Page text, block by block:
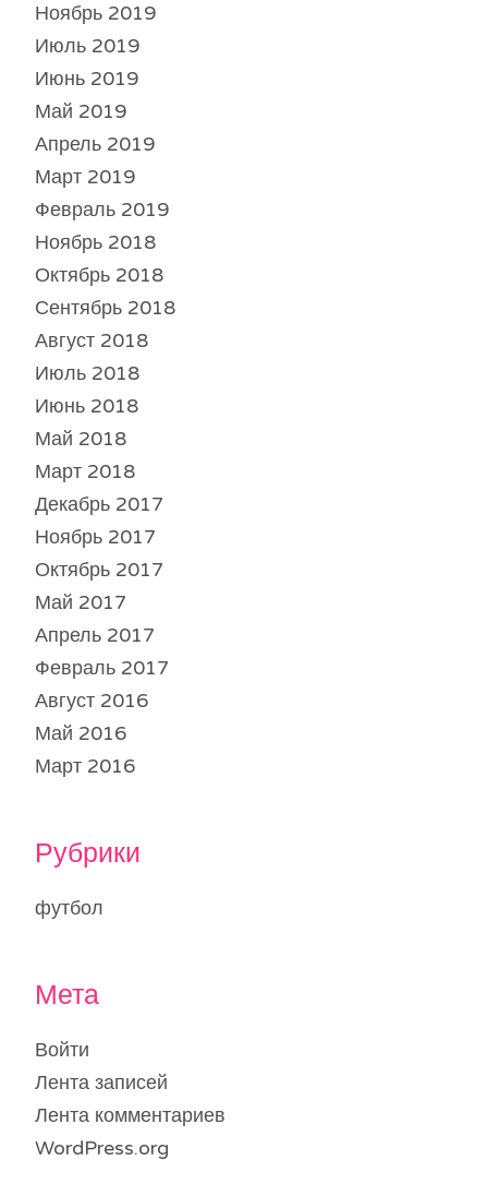
Ноябрь 2019
Июль 2019
Июнь 2019
Май 2019
Апрель 2019
Март 2019
Февраль 2019
Ноябрь 2018
Октябрь 2018
Сентябрь 2018
Август 2018
Июль 2018
Июнь 2018
Май 2018
Март 2018
Декабрь 2017
Ноябрь 2017
Октябрь 2017
Май 2017
Апрель 2017
Февраль 2017
Август 2016
Май 2016
Март 2016
Рубрики
футбол
Мета
Войти
Лента записей
Лента комментариев
WordPress.org